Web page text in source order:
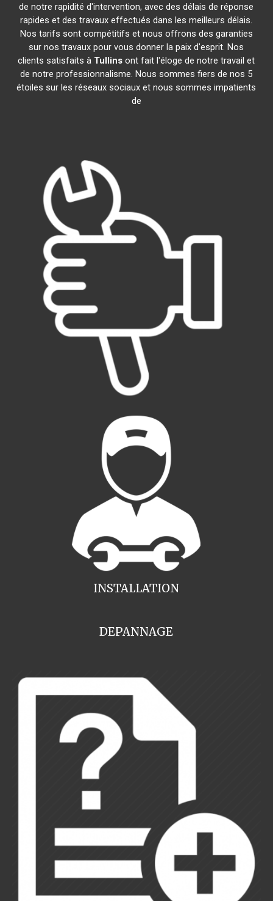
de notre rapidité d'intervention, avec des délais de réponse
rapides et des travaux effectués dans les meilleurs délais.
Nos tarifs sont compétitifs et nous offrons des garanties
sur nos travaux pour vous donner la paix d'esprit. Nos
clients satisfaits à Tullins ont fait l'éloge de notre travail et
de notre professionnalisme. Nous sommes fiers de nos 5
étoiles sur les réseaux sociaux et nous sommes impatients
de
INSTALLATION
DEPANNAGE